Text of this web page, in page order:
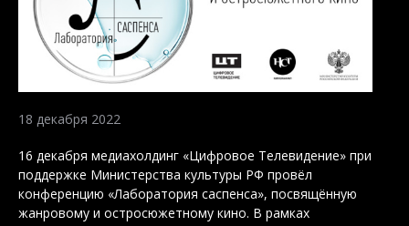
18 декабря 2022
16 декабря медиахолдинг «Цифровое Телевидение» при
поддержке Министерства культуры РФ провёл
конференцию «Лаборатория саспенса», посвящённую
жанровому и остросюжетному кино. В рамках